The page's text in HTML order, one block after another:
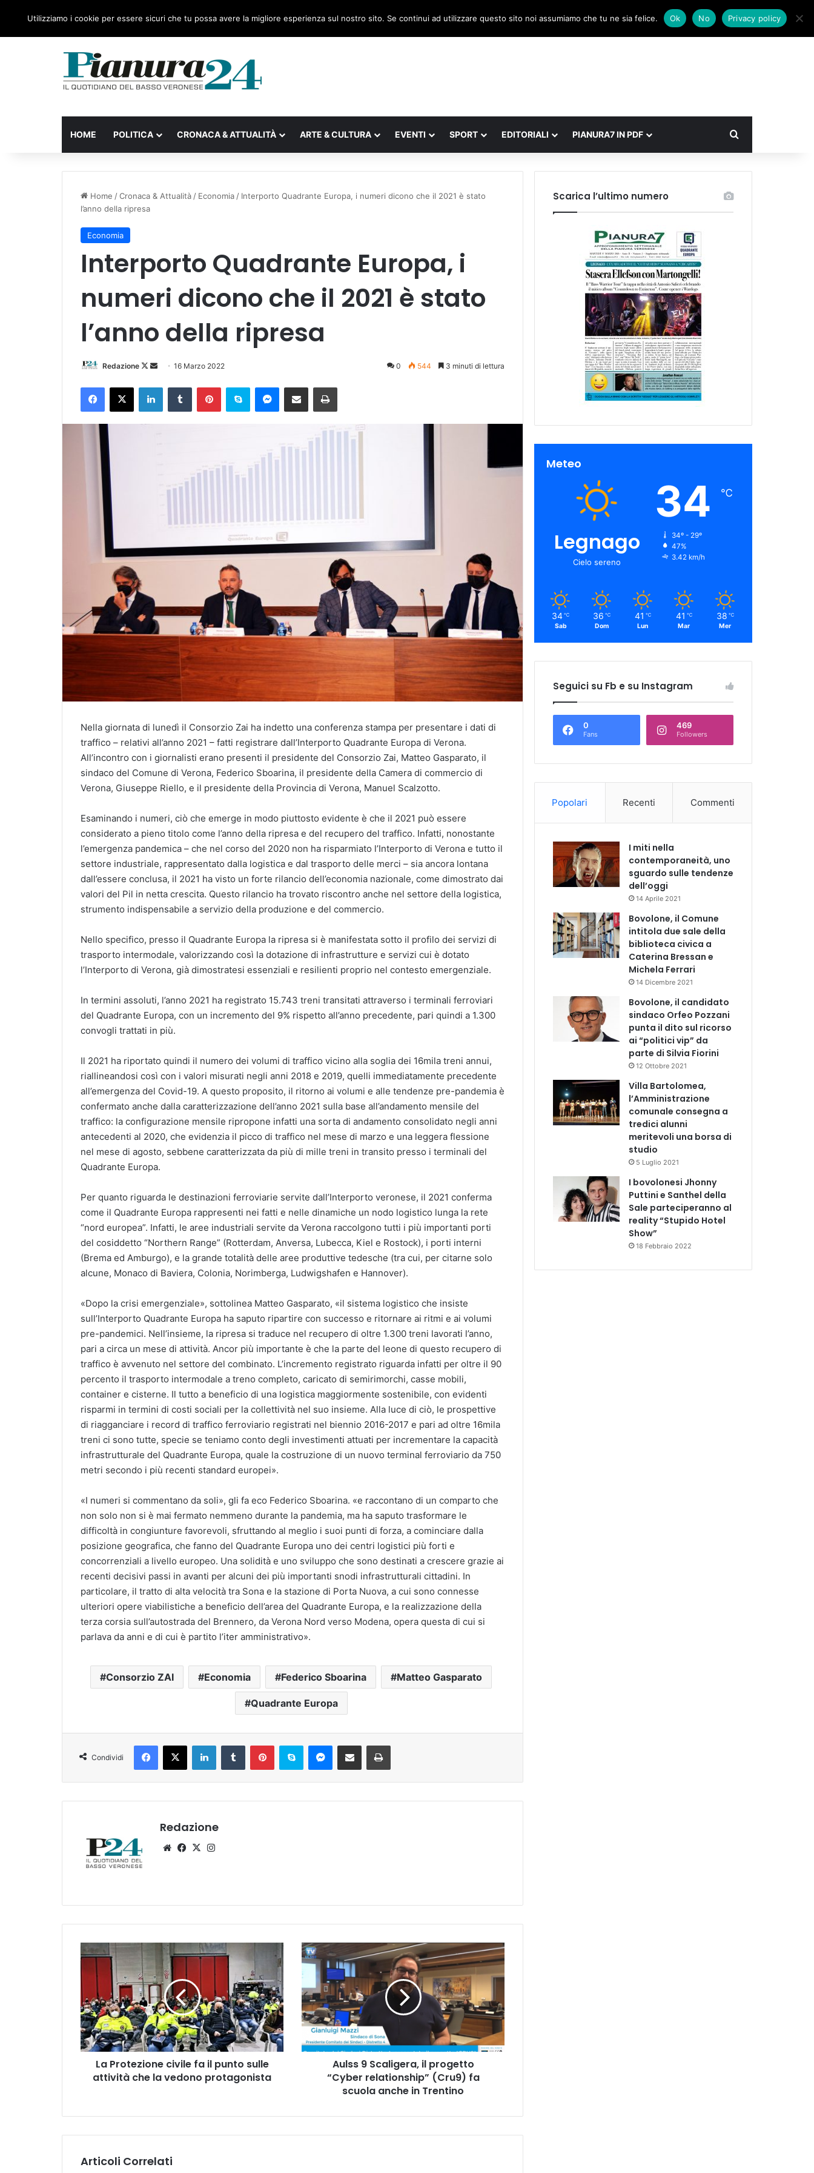
Facebook
X Instagram
AccediUn articolo a caso
Barra laterale
HOME POLITICA CRONACA & ATTUALITÀ ARTE & CULTURA EVENTI SPORT EDITORIALI PIANURA7 IN PDF Cerca
Home /Cronaca & Attualità / Economia / Interporto Quadrante Europa, i numeri dicono che il 2021 è stato
l’anno della ripresa
Economia
Interporto Quadrante Europa, i
numeri dicono che il 2021 è stato
l’anno della ripresa
Redazione
Follow
Invia 16 Marzo 2022 0 544 3 minuti di lettura
Facebook
X LinkedInTumblr PinterestSkype Messenger
Condividi via mail Stampa
Nella giornata di lunedì il Consorzio Zai ha indetto una conferenza stampa per presentare i dati di
traffico – relativi all’anno 2021 – fatti registrare dall’Interporto Quadrante Europa di Verona.
All’incontro con i giornalisti erano presenti il presidente del Consorzio Zai, Matteo Gasparato, il
sindaco del Comune di Verona, Federico Sboarina, il presidente della Camera di commercio di
Verona, Giuseppe Riello, e il presidente della Provincia di Verona, Manuel Scalzotto.
Esaminando i numeri, ciò che emerge in modo piuttosto evidente è che il 2021 può essere
considerato a pieno titolo come l’anno della ripresa e del recupero del traffico. Infatti, nonostante
l’emergenza pandemica – che nel corso del 2020 non ha risparmiato l’Interporto di Verona e tutto il
settore industriale, rappresentato dalla logistica e dal trasporto delle merci – sia ancora lontana
dall’essere conclusa, il 2021 ha visto un forte rilancio dell’economia nazionale, come dimostrato dai
valori del Pil in netta crescita. Questo rilancio ha trovato riscontro anche nel settore della logistica,
strumento indispensabile a servizio della produzione e del commercio.
Nello specifico, presso il Quadrante Europa la ripresa si è manifestata sotto il profilo dei servizi di
trasporto intermodale, valorizzando così la dotazione di infrastrutture e servizi cui è dotato
l’Interporto di Verona, già dimostratesi essenziali e resilienti proprio nel contesto emergenziale.
In termini assoluti, l’anno 2021 ha registrato 15.743 treni transitati attraverso i terminali ferroviari
del Quadrante Europa, con un incremento del 9% rispetto all’anno precedente, pari quindi a 1.300
convogli trattati in più.
Il 2021 ha riportato quindi il numero dei volumi di traffico vicino alla soglia dei 16mila treni annui,
riallineandosi così con i valori misurati negli anni 2018 e 2019, quelli immediatamente precedente
all’emergenza del Covid-19. A questo proposito, il ritorno ai volumi e alle tendenze pre-pandemia è
confermato anche dalla caratterizzazione dell’anno 2021 sulla base all’andamento mensile del
traffico: la configurazione mensile ripropone infatti una sorta di andamento consolidato negli anni
antecedenti al 2020, che evidenzia il picco di traffico nel mese di marzo e una leggera flessione
nel mese di agosto, sebbene caratterizzata da più di mille treni in transito presso i terminali del
Quadrante Europa.
Per quanto riguarda le destinazioni ferroviarie servite dall’Interporto veronese, il 2021 conferma
come il Quadrante Europa rappresenti nei fatti e nelle dinamiche un nodo logistico lunga la rete
“nord europea”. Infatti, le aree industriali servite da Verona raccolgono tutti i più importanti porti
del cosiddetto “Northern Range” (Rotterdam, Anversa, Lubecca, Kiel e Rostock), i porti interni
(Brema ed Amburgo), e la grande totalità delle aree produttive tedesche (tra cui, per citarne solo
alcune, Monaco di Baviera, Colonia, Norimberga, Ludwigshafen e Hannover).
«Dopo la crisi emergenziale», sottolinea Matteo Gasparato, «il sistema logistico che insiste
sull’Interporto Quadrante Europa ha saputo ripartire con successo e ritornare ai ritmi e ai volumi
pre-pandemici. Nell’insieme, la ripresa si traduce nel recupero di oltre 1.300 treni lavorati l’anno,
pari a circa un mese di attività. Ancor più importante è che la parte del leone di questo recupero di
traffico è avvenuto nel settore del combinato. L’incremento registrato riguarda infatti per oltre il 90
percento il trasporto intermodale a treno completo, caricato di semirimorchi, casse mobili,
container e cisterne. Il tutto a beneficio di una logistica maggiormente sostenibile, con evidenti
risparmi in termini di costi sociali per la collettività nel suo insieme. Alla luce di ciò, le prospettive
di riagganciare i record di traffico ferroviario registrati nel biennio 2016-2017 e pari ad oltre 16mila
treni ci sono tutte, specie se teniamo conto degli investimenti attuati per incrementare la capacità
infrastrutturale del Quadrante Europa, quale la costruzione di un nuovo terminal ferroviario da 750
metri secondo i più recenti standard europei».
«I numeri si commentano da soli», gli fa eco Federico Sboarina. «e raccontano di un comparto che
non solo non si è mai fermato nemmeno durante la pandemia, ma ha saputo trasformare le
difficoltà in congiunture favorevoli, sfruttando al meglio i suoi punti di forza, a cominciare dalla
posizione geografica, che fanno del Quadrante Europa uno dei centri logistici più forti e
concorrenziali a livello europeo. Una solidità e uno sviluppo che sono destinati a crescere grazie ai
recenti decisivi passi in avanti per alcuni dei più importanti snodi infrastrutturali cittadini. In
particolare, il tratto di alta velocità tra Sona e la stazione di Porta Nuova, a cui sono connesse
ulteriori opere viabilistiche a beneficio dell’area del Quadrante Europa, e la realizzazione della
terza corsia sull’autostrada del Brennero, da Verona Nord verso Modena, opera questa di cui si
parlava da anni e di cui è partito l’iter amministrativo».
Consorzio ZAI Economia Federico Sboarina Matteo Gasparato
Quadrante Europa
Condividi
Facebook
X LinkedInTumblr PinterestSkype Messenger
Condividi via mail Stampa
Redazione
WebsiteFacebook
X
La
Protezione
civile
il
punto
sulle
attività
che
vedono
La Protezione civile fa il punto sulle
attività che la vedono protagonista
Aulss
9
Scaligera,
il
progetto
“Cyber
relationship”
fa
Aulss 9 Scaligera, il progetto
“Cyber relationship” (Cru9) fa
scuola anche in Trentino
Articoli Correlati
Scarica l’ultimo numero
Meteo
Legnago
Cielo sereno
34 ℃
34º - 29º
47%
3.42 km/h
34 ℃
Sab
36 ℃
Dom
41 ℃
Lun
41 ℃
Mar
38 ℃
Mer
Seguici su Fb e su Instagram
0
Fans
469
Followers
Popolari Recenti Commenti
I miti nella
contemporaneità, uno
sguardo sulle tendenze
dell’oggi
14 Aprile 2021
Bovolone, il Comune
intitola due sale della
biblioteca civica a
Caterina Bressan e
Michela Ferrari
14 Dicembre 2021
Bovolone, il candidato
sindaco Orfeo Pozzani
punta il dito sul ricorso
ai “politici vip” da
parte di Silvia Fiorini
12 Ottobre 2021
Villa Bartolomea,
l’Amministrazione
comunale consegna a
tredici alunni
meritevoli una borsa di
studio
5 Luglio 2021
I bovolonesi Jhonny
Puttini e Santhel della
Sale parteciperanno al
reality “Stupido Hotel
Show”
18 Febbraio 2022
Utilizziamo i cookie per essere sicuri che tu possa avere la migliore esperienza sul nostro sito. Se continui ad utilizzare questo sito noi assumiamo che tu ne sia felice. Ok No Privacy policy